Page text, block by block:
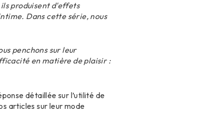
produisent d'effets
. Dans cette série, nous
penchons sur leur
en matière de plaisir :
détaillée sur l’utilité de
articles sur leur mode